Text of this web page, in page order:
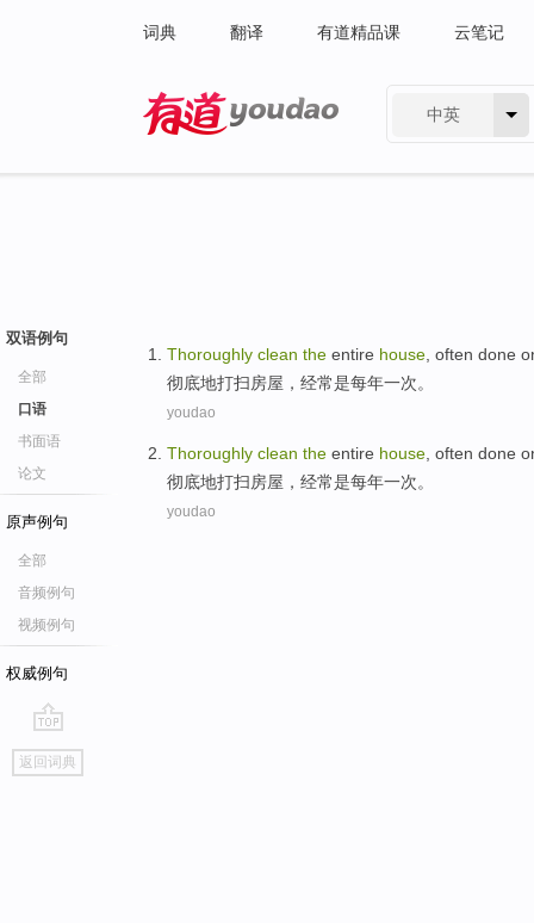
词典 翻译 有道精品课 云笔记
中英
双语例句
全部
口语
书面语
论文
原声例句
全部
音频例句
视频例句
权威例句
go
top
返回词典
Thoroughly clean the entire house often done
彻底地打扫房屋 ， 经常是每年一次。
youdao
Thoroughly clean the entire house often done
彻底地打扫房屋 ， 经常是每年一次。
youdao